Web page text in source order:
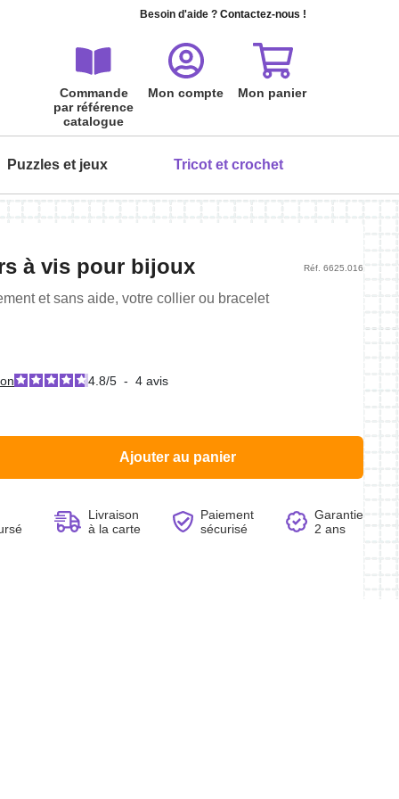
Besoin d'aide ? Contactez-nous !
Commande
par référence
catalogue
Mon compte Mon panier
Tout peindre à l'aquarelle - Les
19,90 €
Voir le produit
Serviette invité à broder
Voir le produit
Cartes à gratter Boules de poils
Voir le produit
Puzzles et jeux
Puzzle carte postale 24 pièces
6,99 €
Voir le produit
Tricot et crochet
à vis pour bijoux
et sans aide, votre collier ou bracelet
Réf. 6625.016
4.8/5 - 4 avis
Ajouter au panier
Livraison
à la carte
Paiement
sécurisé
Garantie
2 ans